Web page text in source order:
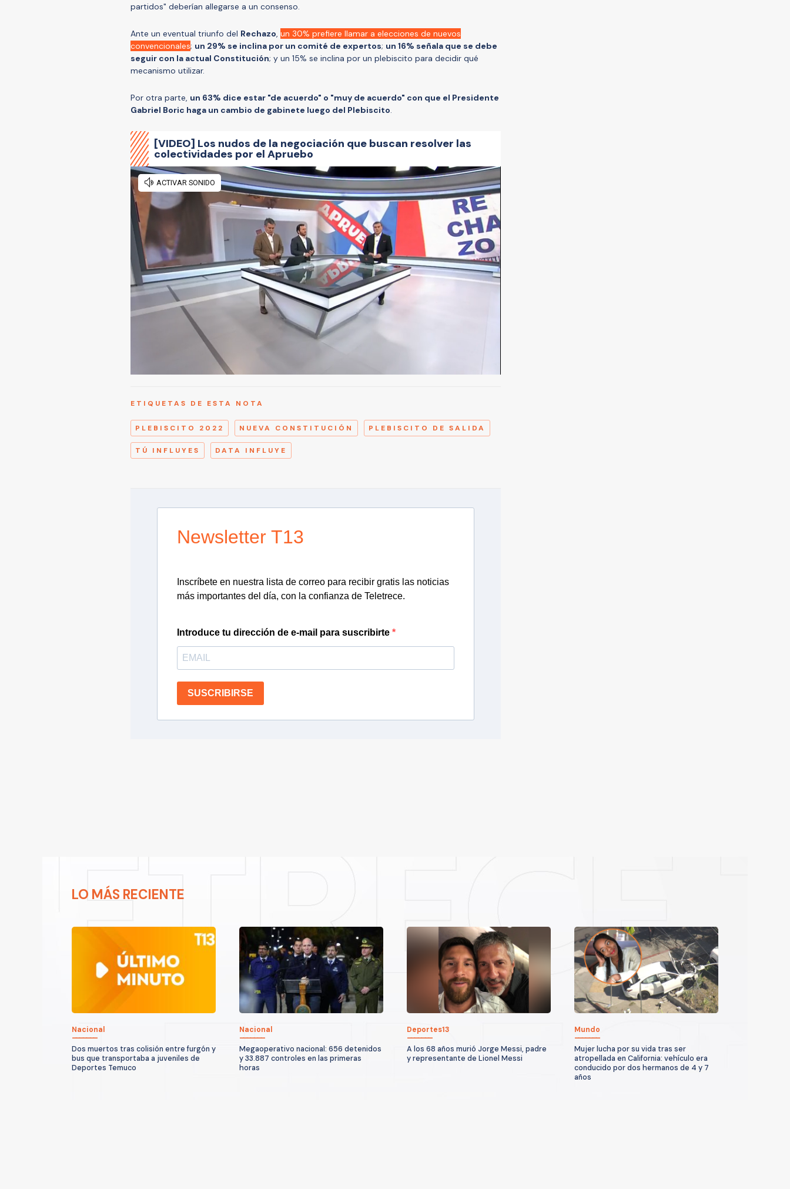
partidos" deberían allegarse a un consenso.
Ante un eventual triunfo del Rechazo, un 30% prefiere llamar a elecciones de nuevos
convencionales; un 29% se inclina por un comité de expertos; un 16% señala que se debe
seguir con la actual Constitución; y un 15% se inclina por un plebiscito para decidir qué
mecanismo utilizar.
Por otra parte, un 63% dice estar "de acuerdo" o "muy de acuerdo" con que el Presidente
Gabriel Boric haga un cambio de gabinete luego del Plebiscito.
[VIDEO] Los nudos de la negociación que buscan resolver las
colectividades por el Apruebo
ETIQUETAS DE ESTA NOTA
PLEBISCITO 2022 NUEVA CONSTITUCIÓN PLEBISCITO DE SALIDA
TÚ INFLUYES DATA INFLUYE
Newsletter T13
Inscríbete en nuestra lista de correo para recibir gratis las noticias
más importantes del día, con la confianza de Teletrece.
Introduce tu dirección de e-mail para suscribirte
SUSCRIBIRSE
LO MÁS RECIENTE
Nacional
Dos muertos tras colisión entre furgón y
bus que transportaba a juveniles de
Deportes Temuco
Nacional
Megaoperativo nacional: 656 detenidos
y 33.887 controles en las primeras
horas
Deportes13
A los 68 años murió Jorge Messi, padre
y representante de Lionel Messi
Mundo
Mujer lucha por su vida tras ser
atropellada en California: vehículo era
conducido por dos hermanos de 4 y 7
años